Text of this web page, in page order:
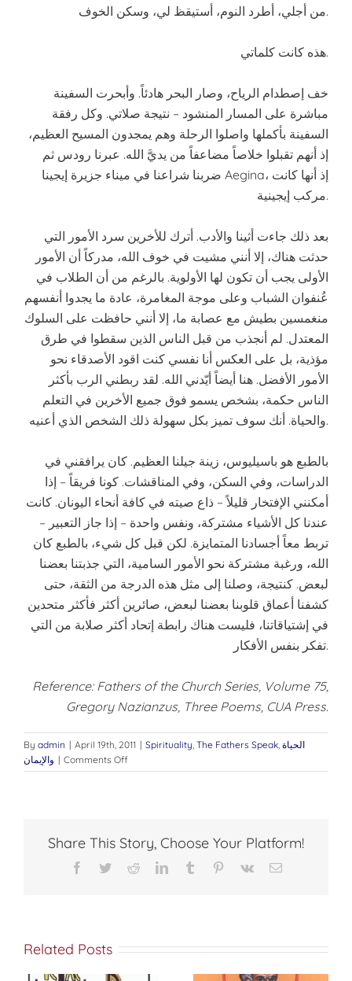
من أجلي، أطرد النوم، أستيقظ لي، وسكن الخوف.
هذه كانت كلماتي.
خف إصطدام الرياح، وصار البحر هادئاً. وأبحرت السفينة
مباشرة على المسار المنشود – نتيجة صلاتي. وكل رفقة
السفينة بأكملها واصلوا الرحلة وهم يمجدون المسيح العظيم،
إذ أنهم تقبلوا خلاصاً مضاعفاً من يديَّ الله. عبرنا رودس ثم
ضربنا شراعنا في ميناء جزيرة إيجينا Aegina، إذ أنها كانت
مركب إيجينية.
بعد ذلك جاءت أثينا والأدب. أترك للأخرين سرد الأمور التي
حدثت هناك، إلا أنني مشيت في خوف الله، مدركاً أن الأمور
الأولى يجب أن تكون لها الأولوية. بالرغم من أن الطلاب في
عُنفوان الشباب وعلى موجة المغامرة، عادة ما يجدوا أنفسهم
منغمسين بطيش مع عصابة ما، إلا أنني حافظت على السلوك
المعتدل. لم أنجذب من قبل الناس الذين سقطوا في طرق
مؤذية، بل على العكس أنا نفسي كنت اقود الأصدقاء نحو
الأمور الأفضل. هنا أيضاً أيّدني الله. لقد ربطني الرب بأكثر
الناس حكمة، بشخص يسمو فوق جميع الأخرين في التعلم
والحياة. أنك سوف تميز بكل سهولة ذلك الشخص الذي أعنيه.
بالطبع هو باسيليوس، زينة جيلنا العظيم. كان يرافقني في
الدراسات، وفي السكن، وفي المناقشات. كونا فريقاً – إذا
أمكنني الإفتخار قليلاً – ذاع صيته في كافة أنحاء اليونان. كانت
عندنا كل الأشياء مشتركة، ونفس واحدة – إذا جاز التعبير –
تربط معاً أجسادنا المتمايزة. لكن قبل كل شيء، بالطبع كان
الله، ورغبة مشتركة نحو الأمور السامية، التي جذبتنا بعضنا
لبعض. كنتيجة، وصلنا إلى مثل هذه الدرجة من الثقة، حتى
كشفنا أعماق قلوبنا بعضنا لبعض، صائرين أكثر فأكثر متحدين
في إشتياقاتنا، فليست هناك رابطة إتحاد أكثر صلابة من التي
تفكر بنفس الأفكار.
Reference: Fathers of the Church Series, Volume 75,
Gregory Nazianzus, Three Poems, CUA Press.
By admin | April 19th, 2011 | Spirituality, The Fathers Speak, الحياة
والإيمان | Comments Offon
الحياة
Share This Story, Choose Your Platform!
Facebook
TwitterRedditLinkedInTumblr Pinterest
Vk Email
Related Posts